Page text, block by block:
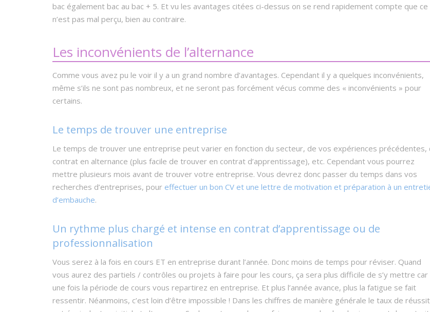
bac également bac au bac + 5. Et vu les avantages citées ci-dessus on se rend rapidement compte que ce
n’est pas mal perçu, bien au contraire.
Les inconvénients de l’alternance
Comme vous avez pu le voir il y a un grand nombre d’avantages. Cependant il y a quelques inconvénients,
même s’ils ne sont pas nombreux, et ne seront pas forcément vécus comme des « inconvénients » pour
certains.
Le temps de trouver une entreprise
Le temps de trouver une entreprise peut varier en fonction du secteur, de vos expériences précédentes,
contrat en alternance (plus facile de trouver en contrat d’apprentissage), etc. Cependant vous pourrez
mettre plusieurs mois avant de trouver votre entreprise. Vous devrez donc passer du temps dans vos
recherches d’entreprises, pour effectuer un bon CV et une lettre de motivation et préparation à un
d’embauche.
Un rythme plus chargé et intense en contrat d’apprentissage ou de
professionnalisation
Vous serez à la fois en cours ET en entreprise durant l’année. Donc moins de temps pour réviser. Quand
vous aurez des partiels / contrôles ou projets à faire pour les cours, ça sera plus difficile de s’y mettre car
une fois la période de cours vous repartirez en entreprise. Et plus l’année avance, plus la fatigue se fait
ressentir. Néanmoins, c’est loin d’être impossible ! Dans les chiffres de manière générale le taux de